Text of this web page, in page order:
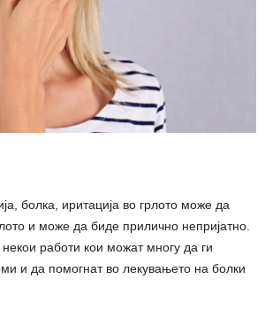
болка, иритација во грлото може да
и може да биде прилично непријатно.
работи кои можат многу да ги
и да помогнат во лекувањето на болки